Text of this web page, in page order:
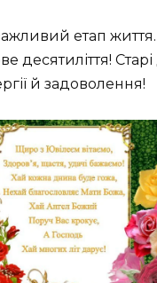
етап
Старі
й задоволення!